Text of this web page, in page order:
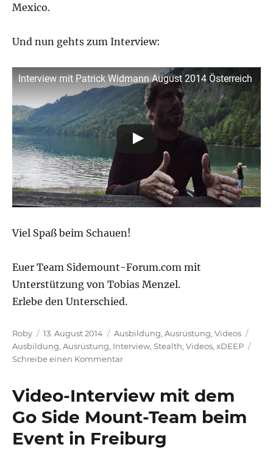
Mexico.
Und nun gehts zum Interview:
Interview mit Patrick Widmann August 2014 Österreich
Viel Spaß beim Schauen!
Euer Team Sidemount-Forum.com mit
Unterstützung von Tobias Menzel.
Erlebe den Unterschied.
Autor
Roby
Veröffentlicht
am
13. August 2014 Kategorien
Ausbildung ,Ausrüstung ,Videos
Ausbildung ,Ausrüstung Interview ,Stealth ,Videos ,xDEEP
Schreibe einen Kommentarzu
Patrick
Widmann
–
Sidemount
Video-Interview mit dem
Go Side Mount-Team beim
Event in Freiburg